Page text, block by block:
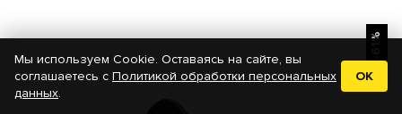
-61%
Мы используем Cookie. Оставаясь на сайте, вы
соглашаетесь с Политикой обработки персональных
данных.
OK